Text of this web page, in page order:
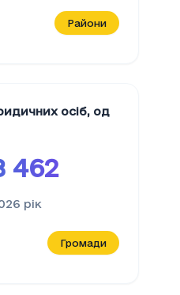
Райони
осіб, од
462
рік
Громади